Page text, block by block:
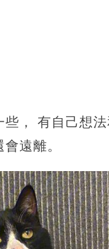
， 有自己想
遠離。